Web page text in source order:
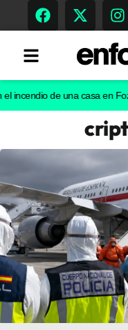
Memoria Histórica
Gastronomía
Escenarios
Sostenibilidad
de una casa en FozAsí